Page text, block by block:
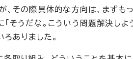
その際具体的な方向は、まずも
そうだな。こういう問題解決し
ありました。